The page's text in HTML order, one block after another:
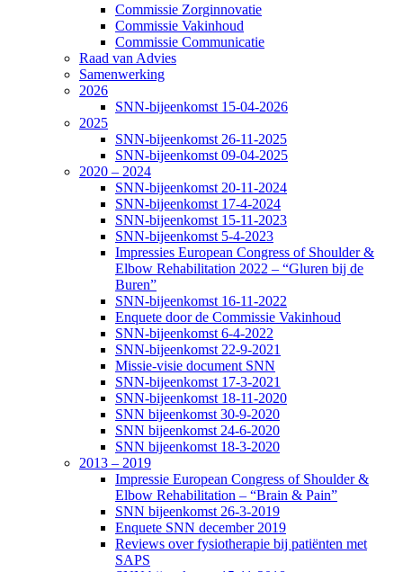
Commissie Zorginnovatie
Commissie Vakinhoud
Commissie Communicatie
Raad van Advies
Samenwerking
2026
SNN-bijeenkomst 15-04-2026
2025
SNN-bijeenkomst 26-11-2025
SNN-bijeenkomst 09-04-2025
2020 – 2024
SNN-bijeenkomst 20-11-2024
SNN-bijeenkomst 17-4-2024
SNN-bijeenkomst 15-11-2023
SNN-bijeenkomst 5-4-2023
Impressies European Congress of Shoulder &
Elbow Rehabilitation 2022 – “Gluren bij de
Buren”
SNN-bijeenkomst 16-11-2022
Enquete door de Commissie Vakinhoud
SNN-bijeenkomst 6-4-2022
SNN-bijeenkomst 22-9-2021
Missie-visie document SNN
SNN-bijeenkomst 17-3-2021
SNN-bijeenkomst 18-11-2020
SNN bijeenkomst 30-9-2020
SNN bijeenkomst 24-6-2020
SNN bijeenkomst 18-3-2020
2013 – 2019
Impressie European Congress of Shoulder &
Elbow Rehabilitation – “Brain & Pain”
SNN bijeenkomst 26-3-2019
Enquete SNN december 2019
Reviews over fysiotherapie bij patiënten met
SAPS